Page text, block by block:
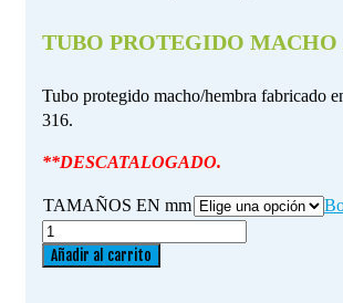
precios:
hasta
TUBO PROTEGIDO
Tubo protegido macho/hembra fabricado
316.
**DESCATALOGADO.
TAMAÑOS EN mm
TUBO
PROTEGIDO
Añadir al carrito